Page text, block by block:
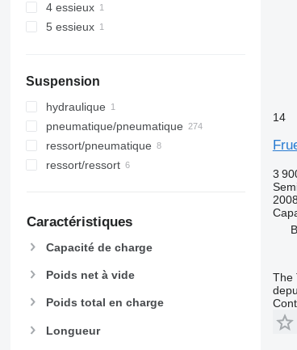
4 essieux
5 essieux
Suspension
hydraulique
pneumatique/pneumatique
ressort/pneumatique
ressort/ressort
Caractéristiques
Capacité de charge
Poids net à vide
Poids total en charge
Longueur
14
3
2008
The